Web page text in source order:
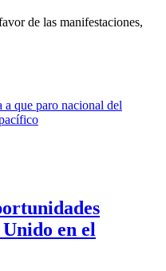
de las manifestaciones,
en el